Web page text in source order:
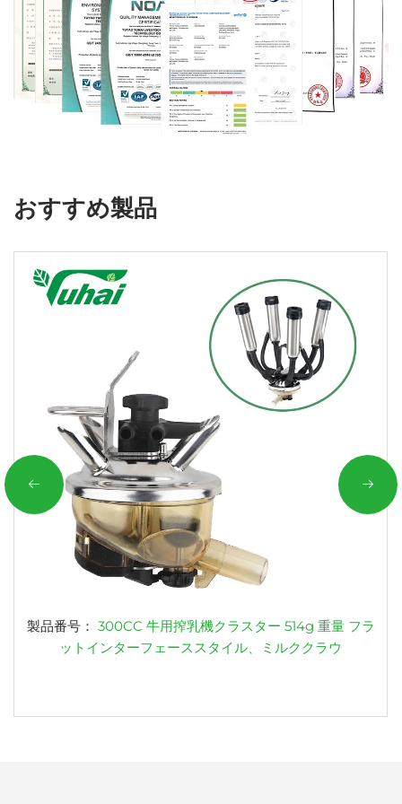
おすすめ製品
製品番号： 300CC 牛用搾乳機クラスター 514g 重量 フラ
ットインターフェーススタイル、ミルククラウ